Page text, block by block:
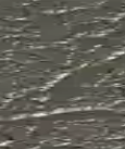
detaylı